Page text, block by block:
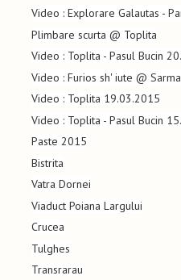
Video : Explorare Galautas -
Plimbare scurta @ Toplita
Video : Toplita - Pasul Bucin
Video : Furios sh' iute @
Video : Toplita 19.03.2015
Video : Toplita - Pasul Bucin
Paste 2015
Bistrita
Vatra Dornei
Viaduct Poiana Largului
Crucea
Tulghes
Transrarau